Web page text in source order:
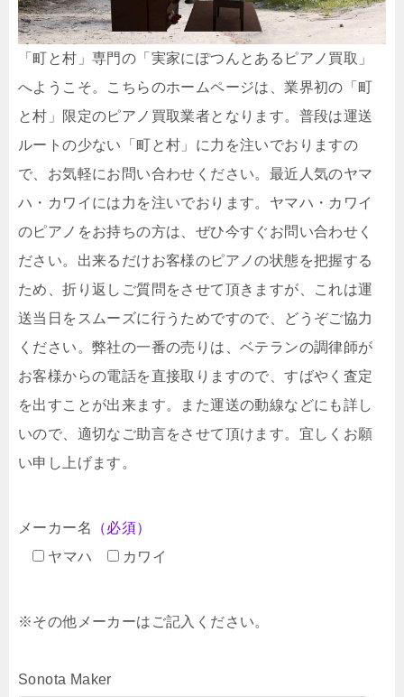
「町と村」専門の「実家にぽつんとあるピアノ買取」
へようこそ。こちらのホームページは、業界初の「町
と村」限定のピアノ買取業者となります。普段は運送
ルートの少ない「町と村」に力を注いでおりますの
で、お気軽にお問い合わせください。最近人気のヤマ
ハ・カワイには力を注いでおります。ヤマハ・カワイ
のピアノをお持ちの方は、ぜひ今すぐお問い合わせく
ださい。出来るだけお客様のピアノの状態を把握する
ため、折り返しご質問をさせて頂きますが、これは運
送当日をスムーズに行うためですので、どうぞご協力
ください。弊社の一番の売りは、ベテランの調律師が
お客様からの電話を直接取りますので、すばやく査定
を出すことが出来ます。また運送の動線などにも詳し
いので、適切なご助言をさせて頂けます。宜しくお願
い申し上げます。
メーカー名
（必須）
ヤマハ
カワイ
※その他メーカーはご記入ください。
Sonota Maker